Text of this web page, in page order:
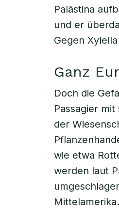
Palästina
und er
Gegen Xylella
Ganz
Doch die
Passagier
der
wie etwa
werden laut